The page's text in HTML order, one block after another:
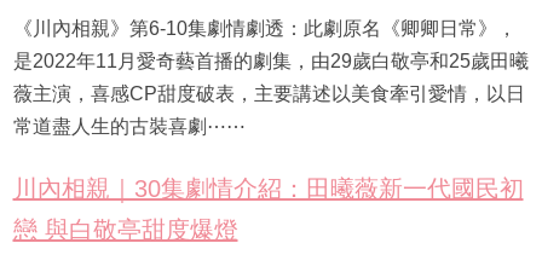
《川內相親》第6-10集劇情劇透：此劇原名《卿卿日常》，
是2022年11月愛奇藝首播的劇集，由29歲白敬亭和25歲田曦
薇主演，喜感CP甜度破表，主要講述以美食牽引愛情，以日
常道盡人生的古裝喜劇⋯⋯
川內相親｜30集劇情介紹：田曦薇新一代國民初
戀 與白敬亭甜度爆燈